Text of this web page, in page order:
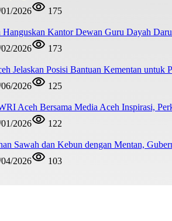
2026
175
Hanguskan Kantor Dewan Guru Dayah
2026
173
Jelaskan Posisi Bantuan Kementan untuk
2026
125
Aceh Bersama Media Aceh Inspirasi,
2026
122
Sawah dan Kebun dengan Mentan,
2026 103